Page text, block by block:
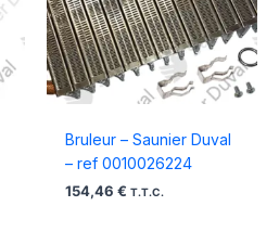
Bruleur – Saunier Duval
– ref 0010026224
154,46 € T.T.C.